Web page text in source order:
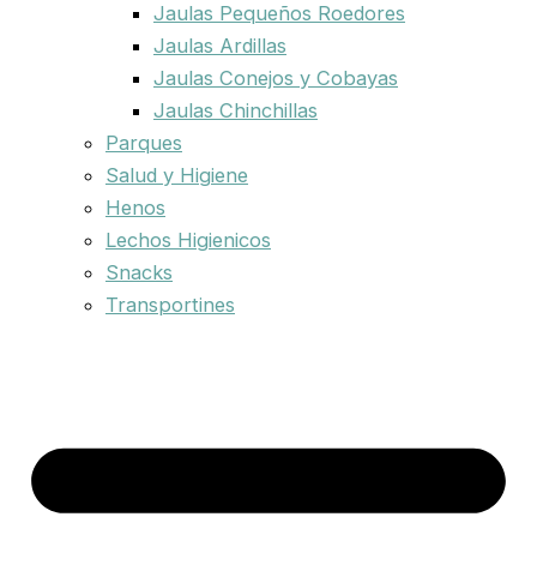
Jaulas Pequeños Roedores
Jaulas Ardillas
Jaulas Conejos y Cobayas
Jaulas Chinchillas
Parques
Salud y Higiene
Henos
Lechos Higienicos
Snacks
Transportines